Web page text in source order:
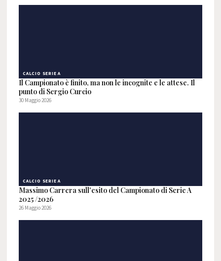
CALCIO SERIE A
Il Campionato è finito, ma non le incognite e le attese. Il
punto di Sergio Curcio
30 Maggio 2026
CALCIO SERIE A
Massimo Carrera sull'esito del Campionato di Serie A
2025 /2026
26 Maggio 2026